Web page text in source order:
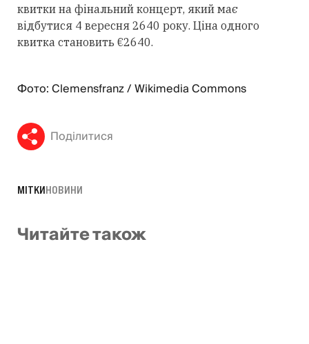
квитки на фінальний концерт, який має
відбутися 4 вересня 2640 року. Ціна одного
квитка становить €2640.
Фото: Clemensfranz / Wikimedia Commons
Поділитися
МІТКИНОВИНИ
Читайте також